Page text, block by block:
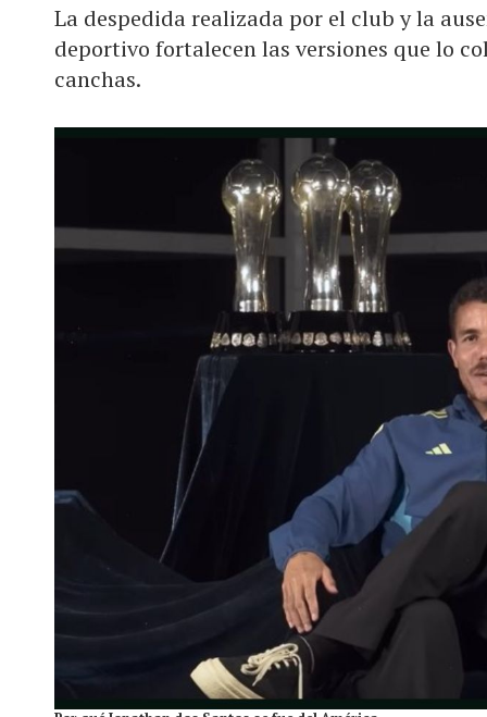
La despedida realizada por el club y la
deportivo fortalecen las versiones que lo
canchas.